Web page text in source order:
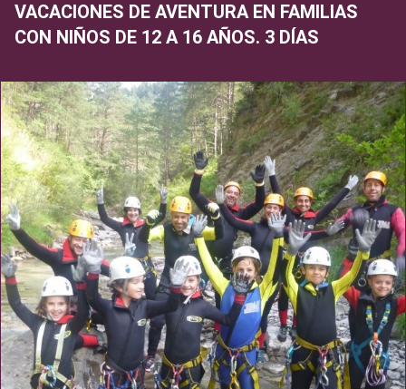
VACACIONES DE AVENTURA EN FAMILIAS
CON NIÑOS DE 12 A 16 AÑOS. 3 DÍAS